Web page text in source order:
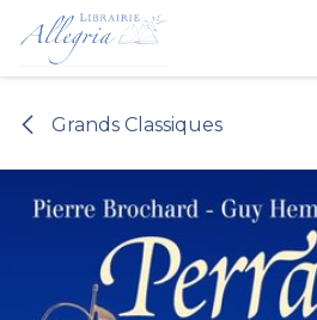
Se rendre au contenu
Grands Classiques